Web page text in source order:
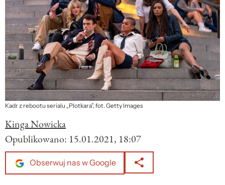
Kadr z rebootu serialu „Plotkara”, fot. Getty Images
Kinga Nowicka
Opublikowano: 15.01.2021, 18:07
Obserwuj nas w Google